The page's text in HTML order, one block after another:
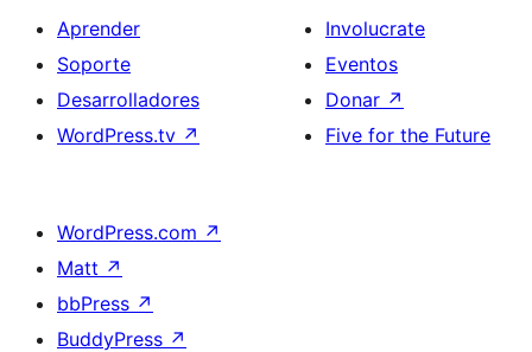
Aprender
Soporte
Desarrolladores
WordPress.tv ↗
Involucrate
Eventos
Donar ↗
Five for the Future
WordPress.com ↗
Matt ↗
bbPress ↗
BuddyPress ↗